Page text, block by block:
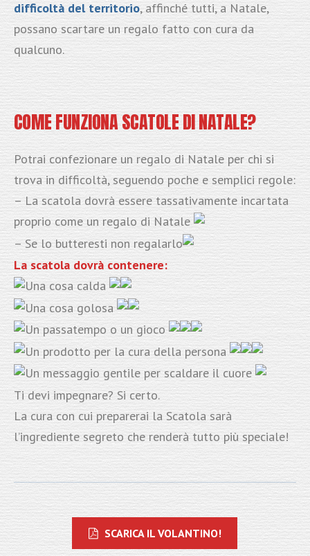
difficoltà del territorio, affinché tutti, a Natale,
possano scartare un regalo fatto con cura da
qualcuno.
COME FUNZIONA SCATOLE DI NATALE?
Potrai confezionare un regalo di Natale per chi si
trova in difficoltà, seguendo poche e semplici regole:
– La scatola dovrà essere tassativamente incartata
proprio come un regalo di Natale
– Se lo butteresti non regalarlo
La scatola dovrà contenere:
Una cosa calda
Una cosa golosa
Un passatempo o un gioco
Un prodotto per la cura della persona
Un messaggio gentile per scaldare il cuore
Ti devi impegnare? Si certo.
La cura con cui preparerai la Scatola sarà
l’ingrediente segreto che renderà tutto più speciale!
SCARICA IL VOLANTINO!